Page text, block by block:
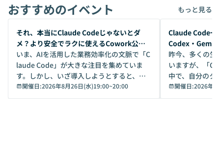
おすすめのイベント もっと見る
開催前
それ、本当にClaude Codeじゃないとダ
メ？より安全でラクに使えるCowork公開
デモ
いま、AIを活用した業務効率化の文脈で「C
laude Code」が大きな注目を集めていま
す。しかし、いざ導入しようとすると、セ
キュリティ面の懸念や権限管理のハードル
から、気軽に使えないケースも多いのでは
開催日:2026年8月26日(水)19:00~20:00
開催前
Claude Code一
Codex・
昨今、多くの生
いますが、「
中で、自分のタ
いいのか」を自
か？ 「なんとなく誰かが良いと言っていた
開催日:2026年8